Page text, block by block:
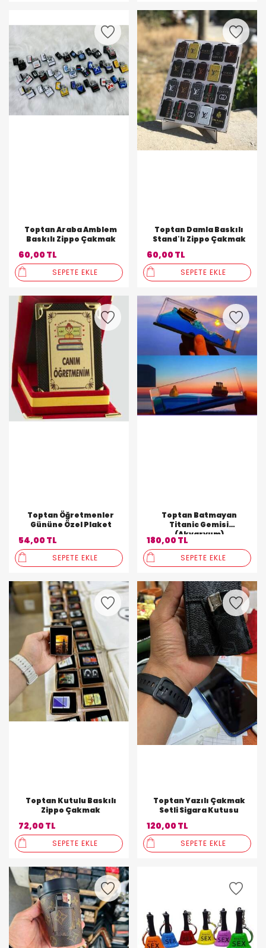
Toptan Araba Amblem
Baskılı Zippo Çakmak
60,00 TL
SEPETE EKLE
Toptan Damla Baskılı
Stand'lı Zippo Çakmak
60,00 TL
SEPETE EKLE
Toptan Öğretmenler
Gününe Özel Plaket
54,00 TL
SEPETE EKLE
Toptan Batmayan
Titanic Gemisi
(Akvaryum)
180,00 TL
SEPETE EKLE
Toptan Kutulu Baskılı
Zippo Çakmak
72,00 TL
SEPETE EKLE
Toptan Yazılı Çakmak
Setli Sigara Kutusu
120,00 TL
SEPETE EKLE